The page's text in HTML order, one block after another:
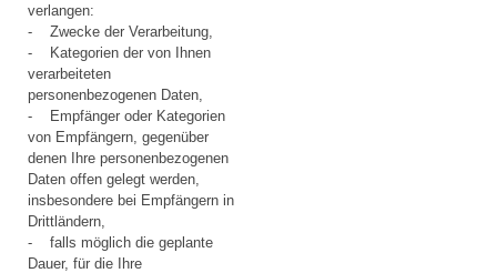
verlangen:
- Zwecke der Verarbeitung,
- Kategorien der von Ihnen
verarbeiteten
personenbezogenen Daten,
- Empfänger oder Kategorien
von Empfängern, gegenüber
denen Ihre personenbezogenen
Daten offen gelegt werden,
insbesondere bei Empfängern in
Drittländern,
- falls möglich die geplante
Dauer, für die Ihre